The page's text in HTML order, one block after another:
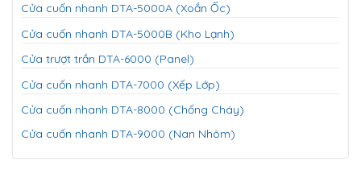
Cửa cuốn nhanh DTA-5000A (Xoắn Ốc)
Cửa cuốn nhanh DTA-5000B (Kho Lạnh)
Cửa trượt trần DTA-6000 (Panel)
Cửa cuốn nhanh DTA-7000 (Xếp Lớp)
Cửa cuốn nhanh DTA-8000 (Chống Cháy)
Cửa cuốn nhanh DTA-9000 (Nan Nhôm)